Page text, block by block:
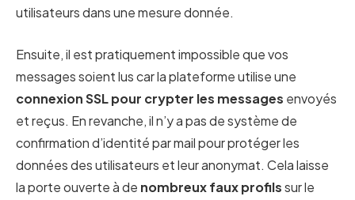
utilisateurs dans une mesure donnée.
Ensuite, il est pratiquement impossible que vos
messages soient lus car la plateforme utilise une
connexion SSL pour crypter les messages envoyés
et reçus. En revanche, il n’y a pas de système de
confirmation d’identité par mail pour protéger les
données des utilisateurs et leur anonymat. Cela laisse
la porte ouverte à de nombreux faux profilssur le